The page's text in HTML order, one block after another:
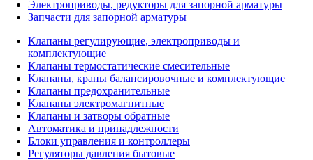
Электроприводы, редукторы для запорной арматуры
Запчасти для запорной арматуры
Клапаны регулирующие, электроприводы и
комплектующие
Клапаны термостатические смесительные
Клапаны, краны балансировочные и комплектующие
Клапаны предохранительные
Клапаны электромагнитные
Клапаны и затворы обратные
Автоматика и принадлежности
Блоки управления и контроллеры
Регуляторы давления бытовые